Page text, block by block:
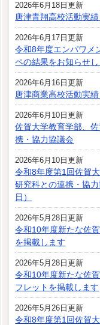
2026年6月18日更新
唐津青翔高校活動実
2026年6月17日更新
令和8年度エンパワメ
ペの結果をお知らせ
2026年6月16日更新
唐津商業高校活動実
2026年6月10日更新
佐賀大学教育学部、
携・協力協議会
2026年6月10日更新
令和8年度第1回佐賀
研究科との連携・協
日）
2026年5月28日更新
令和10年度新たな佐
を掲載します
2026年5月28日更新
令和10年度新たな佐
フレットを掲載します
2026年5月26日更新
令和8年度第1回佐賀